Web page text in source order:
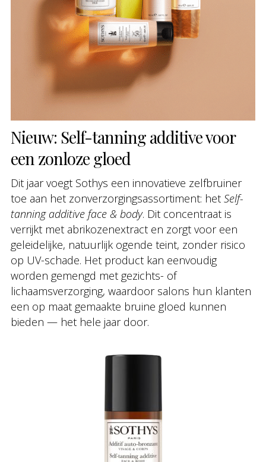
Nieuw: Self-tanning additive voor
een zonloze gloed
Dit jaar voegt Sothys een innovatieve zelfbruiner
toe aan het zonverzorgingsassortiment: het Self-
tanning additive face & body. Dit concentraat is
verrijkt met abrikozenextract en zorgt voor een
geleidelijke, natuurlijk ogende teint, zonder risico
op UV-schade. Het product kan eenvoudig
worden gemengd met gezichts- of
lichaamsverzorging, waardoor salons hun klanten
een op maat gemaakte bruine gloed kunnen
bieden — het hele jaar door.